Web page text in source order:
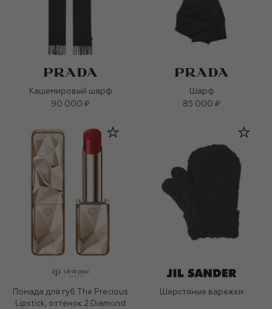
Кашемировый шарф
90 000 ₽
Шарф
85 000 ₽
Помада для губ The Precious
Lipstick, оттенок 2 Diamond
Шерстяные варежки